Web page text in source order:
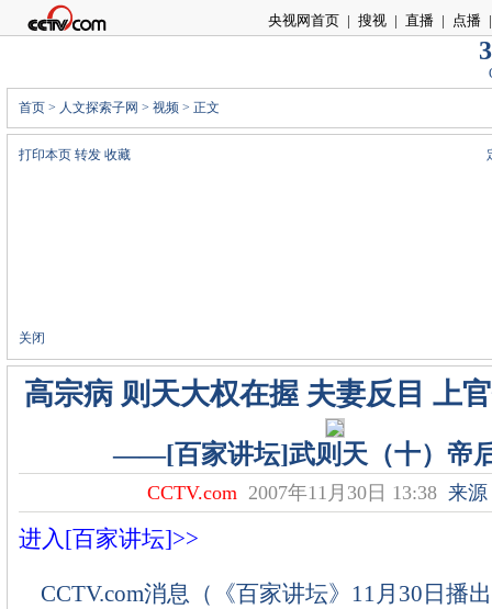
央视网首页 | 搜视 | 直播 | 点播 |
首页 > 人文探索子网 > 视频 > 正文
打印本页 转发 收藏
关闭
高宗病 则天大权在握 夫妻反目 上
――[百家讲坛]武则天（十）帝
CCTV.com 2007年11月30日 13:38来
进入[百家讲坛]>>
CCTV.com消息（《百家讲坛》11月30日